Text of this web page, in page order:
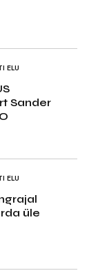
ELU
Sander
ELU
üle